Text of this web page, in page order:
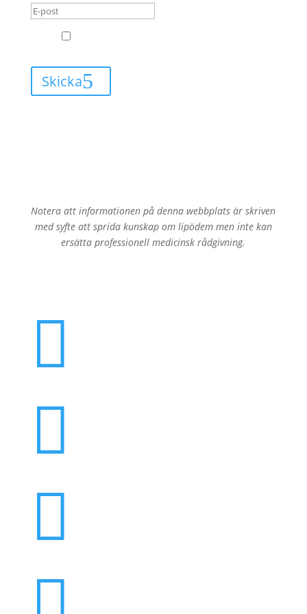
Skicka
Notera att informationen på denna webbplats är skriven
med syfte att sprida kunskap om lipödem men inte kan
ersätta professionell medicinsk rådgivning.


